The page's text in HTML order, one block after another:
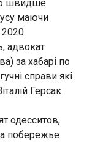
б швидше
маючи
адвокат
за хабарі по
справи які
Герсак
одесситов,
побережье